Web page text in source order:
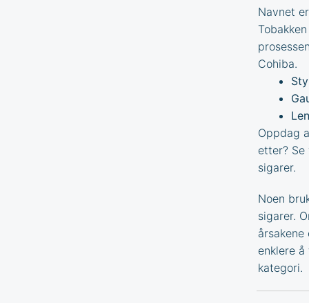
Navnet
Cohiba.
Oppdag
etter?
sigarer.
Noen
sigarer.
årsakene
enklere
kategori.